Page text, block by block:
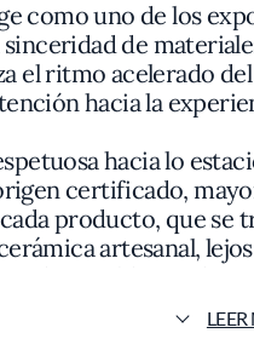
como uno de los
de
el ritmo acelerado
hacia la
hacia lo
certificado,
producto, que se
artesanal,
estableciendo
Cepa es el papel